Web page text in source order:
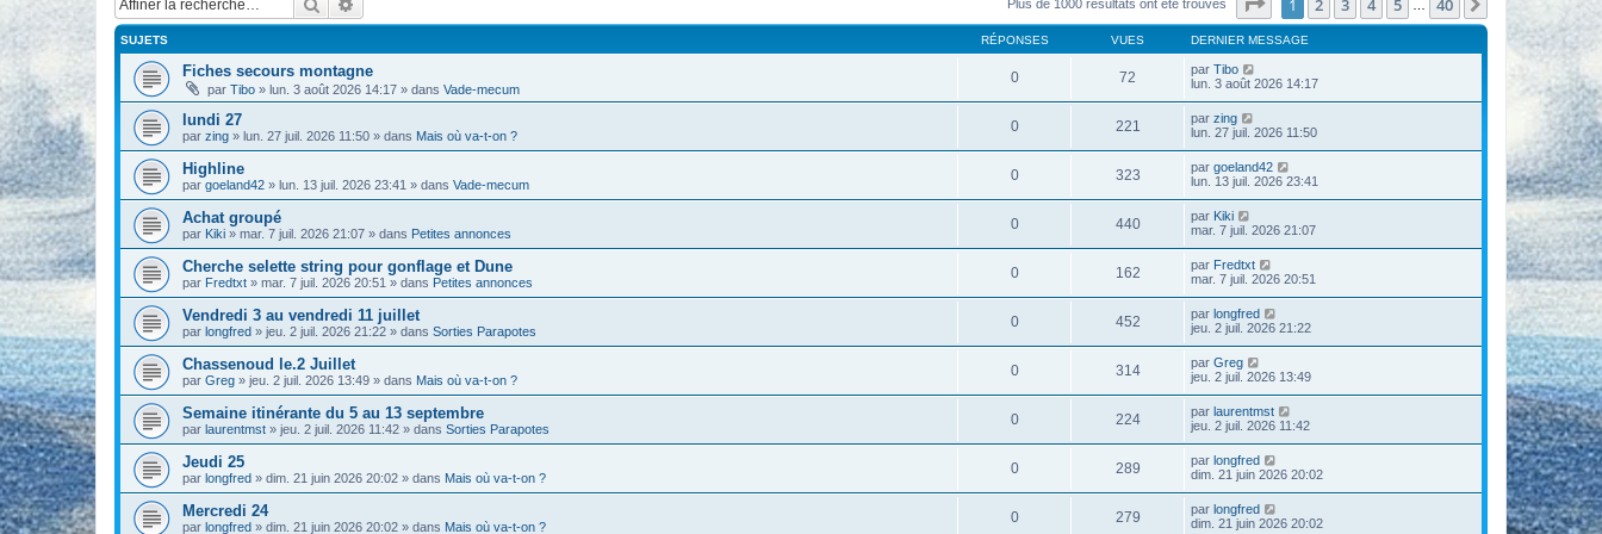
Plus de 1000 résultats ont été trouvés 1 2 3 4 5 40
SUJETS RÉPONSES VUES DERNIER MESSAGE
Fiches secours montagne
par Tibo » lun. 3 août 2026 14:17 » dans Vade-mecum
0 72 par Tibo
lun. 3 août 2026 14:17
lundi 27
par zing » lun. 27 juil. 2026 11:50 » dans Mais où va-t-on ?
0 221 par zing
lun. 27 juil. 2026 11:50
Highline
par goeland42 » lun. 13 juil. 2026 23:41 » dans Vade-mecum
0 323 par goeland42
lun. 13 juil. 2026 23:41
Achat groupé
par Kiki » mar. 7 juil. 2026 21:07 » dans Petites annonces
0 440 par Kiki
mar. 7 juil. 2026 21:07
Cherche selette string pour gonflage et Dune
par Fredtxt » mar. 7 juil. 2026 20:51 » dans Petites annonces
0 162 par Fredtxt
mar. 7 juil. 2026 20:51
Vendredi 3 au vendredi 11 juillet
par longfred » jeu. 2 juil. 2026 21:22 » dans Sorties Parapotes
0 452 par longfred
jeu. 2 juil. 2026 21:22
Chassenoud le.2 Juillet
par Greg » jeu. 2 juil. 2026 13:49 » dans Mais où va-t-on ?
0 314 par Greg
jeu. 2 juil. 2026 13:49
Semaine itinérante du 5 au 13 septembre
par laurentmst » jeu. 2 juil. 2026 11:42 » dans Sorties Parapotes
0 224 par laurentmst
jeu. 2 juil. 2026 11:42
Jeudi 25
par longfred » dim. 21 juin 2026 20:02 » dans Mais où va-t-on ?
0 289 par longfred
dim. 21 juin 2026 20:02
Mercredi 24
par longfred » dim. 21 juin 2026 20:02 » dans Mais où va-t-on ?
0 279 par longfred
dim. 21 juin 2026 20:02